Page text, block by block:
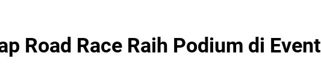
Road Race Raih Podium di Event